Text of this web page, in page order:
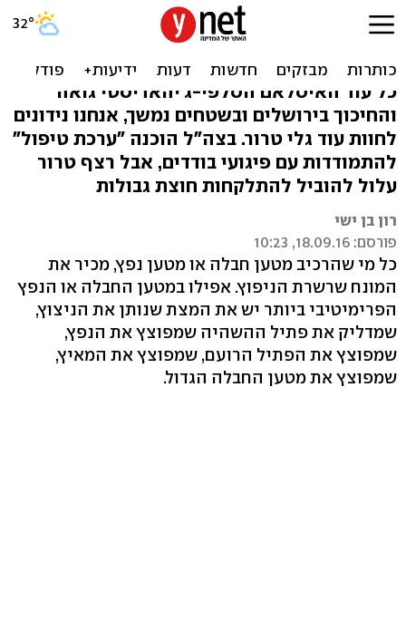
דחף דתי ואפקט הדבקה:
הטרור צפוי להימשך
כל עוד האיסלאם הסלפי-ג'יהאדיסטי גואה
והחיכוך בירושלים ובשטחים נמשך, אנחנו נידונים
לחוות עוד גלי טרור. בצה"ל הוכנה "ערכת טיפול"
להתמודדות עם פיגועי בודדים, אבל רצף טרור
עלול להוביל להתלקחות חוצת גבולות
רון בן ישי
פורסם: 18.09.16, 10:23
כל מי שהרכיב מטען חבלה או מטען נפץ, מכיר את
המונח שרשרת הניפוץ. אפילו במטען החבלה או הנפץ
הפרימיטיבי ביותר יש את המצת שנותן את הניצוץ,
שמדליק את פתיל ההשהיה שמפוצץ את הנפץ,
שמפוצץ את הפתיל הרועם, שמפוצץ את המאיץ,
שמפוצץ את מטען החבלה הגדול.